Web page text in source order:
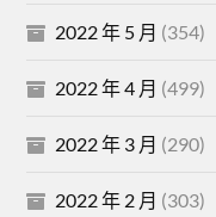
2022 年 5 月 (354)
2022 年 4 月 (499)
2022 年 3 月 (290)
2022 年 2 月 (303)